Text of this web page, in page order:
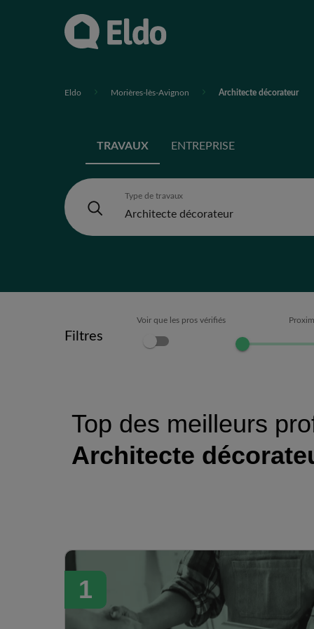
Eldo Morières-lès-Avignon Architecte décorateur
TRAVAUX ENTREPRISE
Type de travaux
Filtres
Voir que les pros vérifiés
Top des meilleurs
Architecte
1